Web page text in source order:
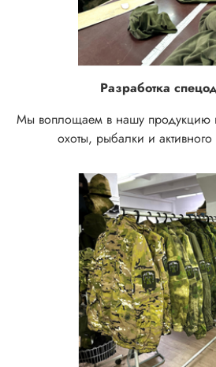
Разработка
Мы воплощаем в нашу продукцию
охоты, рыбалки и